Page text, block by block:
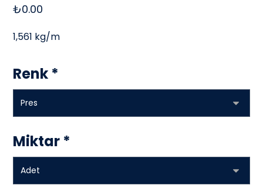
₺0.00
1,561 kg/m
Renk *
Miktar *